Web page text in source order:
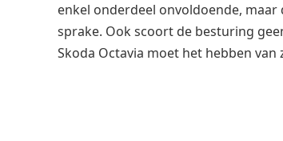
enkel onderdeel onvoldoende,
sprake. Ook scoort de besturing
Skoda Octavia moet het hebben